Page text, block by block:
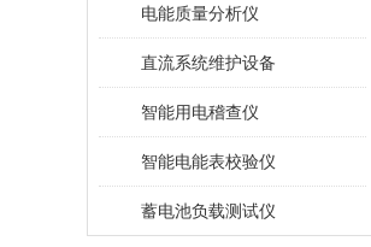
电能质量分析仪
直流系统维护设备
智能用电稽查仪
智能电能表校验仪
蓄电池负载测试仪